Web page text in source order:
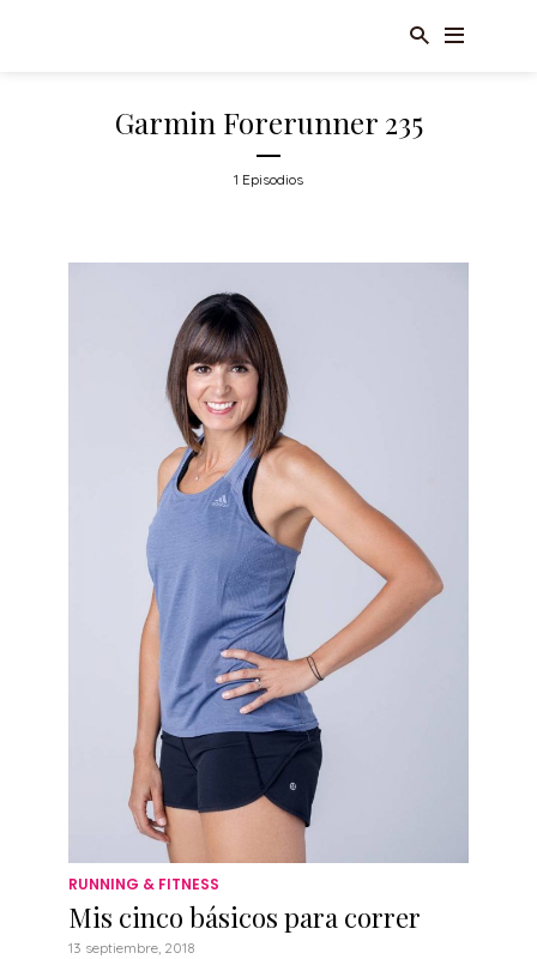
Garmin Forerunner 235
1 Episodios
RUNNING & FITNESS
Mis cinco básicos para correr
13 septiembre, 2018